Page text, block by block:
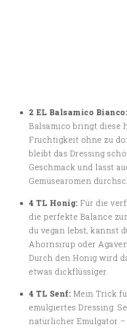
2 EL Balsamico Bianco:
Balsamico bringt diese
Fruchtigkeit ohne zu
bleibt das Dressing
Geschmack und lässt
Gemüsearomen
4 TL Honig: Für die
die perfekte Balance
du vegan lebst, kannst
Ahornsirup oder
Durch den Honig wird
etwas dickflüssiger.
4 TL Senf: Mein Trick
emulgiertes Dressing.
natürlicher Emulgator